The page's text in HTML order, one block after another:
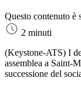
Questo contenuto è
2 minuti
(Keystone-ATS) I
assemblea a Saint-
successione del